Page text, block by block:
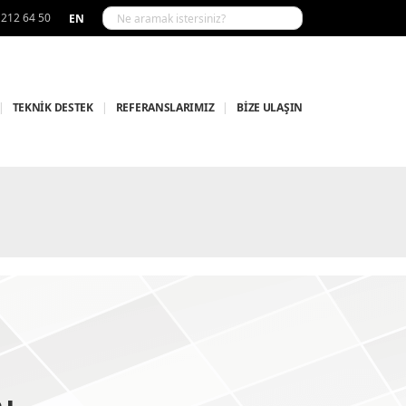
EN
64 50
TEKNİK DESTEK | REFERANSLARIMIZ | BİZE ULAŞIN